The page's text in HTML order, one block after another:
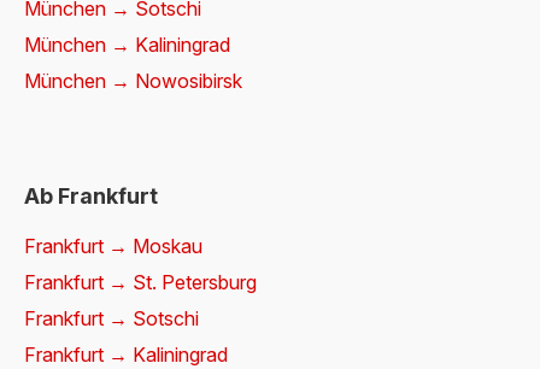
München → Sotschi
München → Kaliningrad
München → Nowosibirsk
Ab Frankfurt
Frankfurt → Moskau
Frankfurt → St. Petersburg
Frankfurt → Sotschi
Frankfurt → Kaliningrad